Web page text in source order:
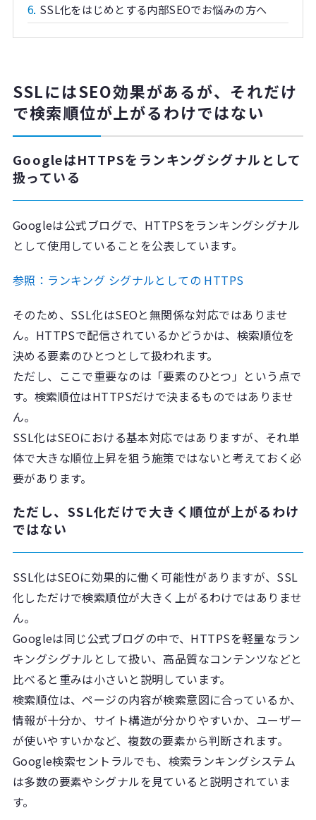
6 SSL化をはじめとする内部SEOでお悩みの方へ
SSLにはSEO効果があるが、それだけ
で検索順位が上がるわけではない
GoogleはHTTPSをランキングシグナルとして
扱っている
Googleは公式ブログで、HTTPSをランキングシグナル
として使用していることを公表しています。
参照：ランキング シグナルとしての HTTPS
そのため、SSL化はSEOと無関係な対応ではありませ
ん。HTTPSで配信されているかどうかは、検索順位を
決める要素のひとつとして扱われます。
ただし、ここで重要なのは「要素のひとつ」という点で
す。検索順位はHTTPSだけで決まるものではありませ
ん。
SSL化はSEOにおける基本対応ではありますが、それ単
体で大きな順位上昇を狙う施策ではないと考えておく必
要があります。
ただし、SSL化だけで大きく順位が上がるわけ
ではない
SSL化はSEOに効果的に働く可能性がありますが、SSL
化しただけで検索順位が大きく上がるわけではありませ
ん。
Googleは同じ公式ブログの中で、HTTPSを軽量なラン
キングシグナルとして扱い、高品質なコンテンツなどと
比べると重みは小さいと説明しています。
検索順位は、ページの内容が検索意図に合っているか、
情報が十分か、サイト構造が分かりやすいか、ユーザー
が使いやすいかなど、複数の要素から判断されます。
Google検索セントラルでも、検索ランキングシステム
は多数の要素やシグナルを見ていると説明されていま
す。